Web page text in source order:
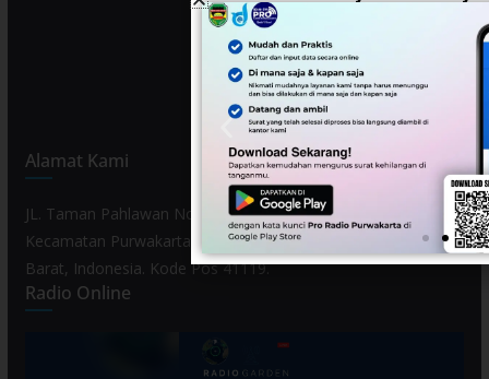
Alamat Kami
JL. Taman Pahlawan No. 80, Kelurahan Purwamekar,
Kecamatan Purwakarta, Kabupaten Purwakarta, Provinsi Jawa
Barat, Indonesia. Kode Pos 41119.
Radio Online